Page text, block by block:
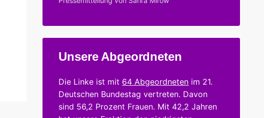
Unsere Abgeordneten
Die Linke ist mit 64 Abgeordneten im 21.
Deutschen Bundestag vertreten. Davon
sind 56,2 Prozent Frauen. Mit 42,2 Jahren